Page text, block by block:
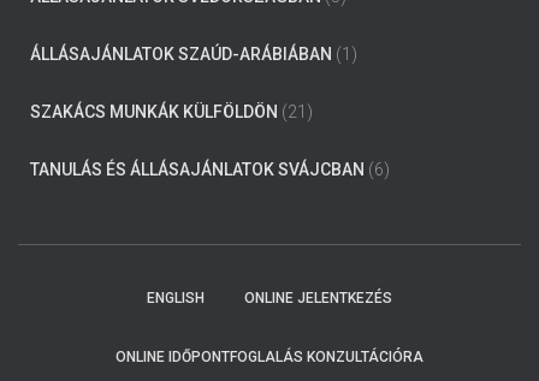
ÁLLÁSAJÁNLATOK SZAÚD-ARÁBIÁBAN (1)
SZAKÁCS MUNKÁK KÜLFÖLDÖN (21)
TANULÁS ÉS ÁLLÁSAJÁNLATOK SVÁJCBAN (6)
ENGLISH ONLINE JELENTKEZÉS
ONLINE IDŐPONTFOGLALÁS KONZULTÁCIÓRA